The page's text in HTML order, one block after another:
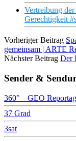
Vertreibung
Gerechtigkeit
Vorheriger Beitrag
gemeinsam | ARTE
Nächster Beitrag Der
Sender &
360° – GEO
37 Grad
3sat